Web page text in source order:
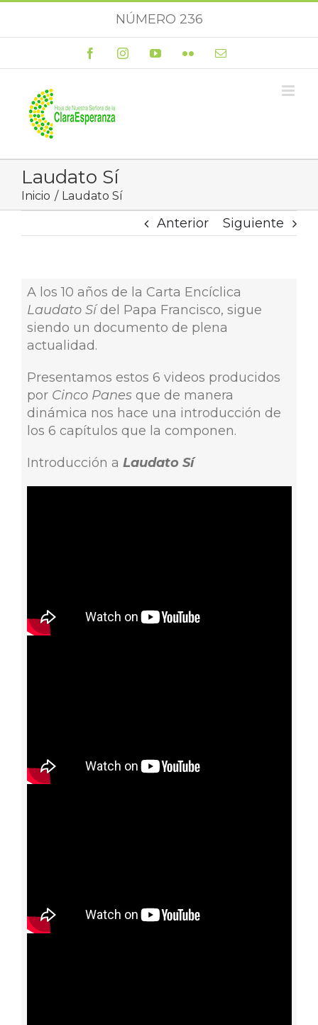
NÚMERO 236
FacebookInstagramYouTubeFlickr Correo
Laudato Sí
Inicio Laudato Sí
Anterior Siguiente
A los 10 años de la Carta Encíclica
Laudato Sídel Papa Francisco, sigue
siendo un documento de plena
actualidad.
Presentamos estos 6 videos producidos
por Cinco Panesque de manera
dinámica nos hace una introducción de
los 6 capítulos que la componen.
Introducción a Laudato Sí